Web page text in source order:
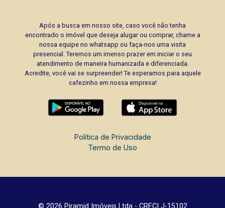
Após a busca em nosso site, caso você não tenha
encontrado o imóvel que deseja alugar ou comprar, chame a
nossa equipe no whatsapp ou faça-nos uma visita
presencial. Teremos um imenso prazer em iniciar o seu
atendimento de maneira humanizada e diferenciada.
Acredite, você vai se surpreender! Te esperamos para aquele
cafezinho em nossa empresa!
Política de Privacidade
Termo de Uso